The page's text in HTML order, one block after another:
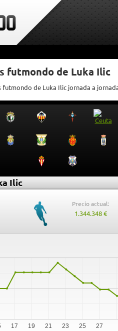
futmondo de Luka Ilic
de Luka Ilic jornada a
Ilic
Precio actual:
1.344.348 €
17 19 21 23 25 27